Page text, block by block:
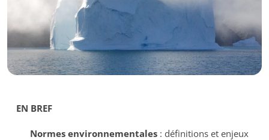
EN BREF
Normes environnementales: définitions et enjeux